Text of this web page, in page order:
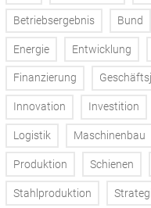
Betriebsergebnis Bund
Energie Entwicklung
Finanzierung
Innovation Investition
Logistik Maschinenbau
Produktion Schienen
Stahlproduktion